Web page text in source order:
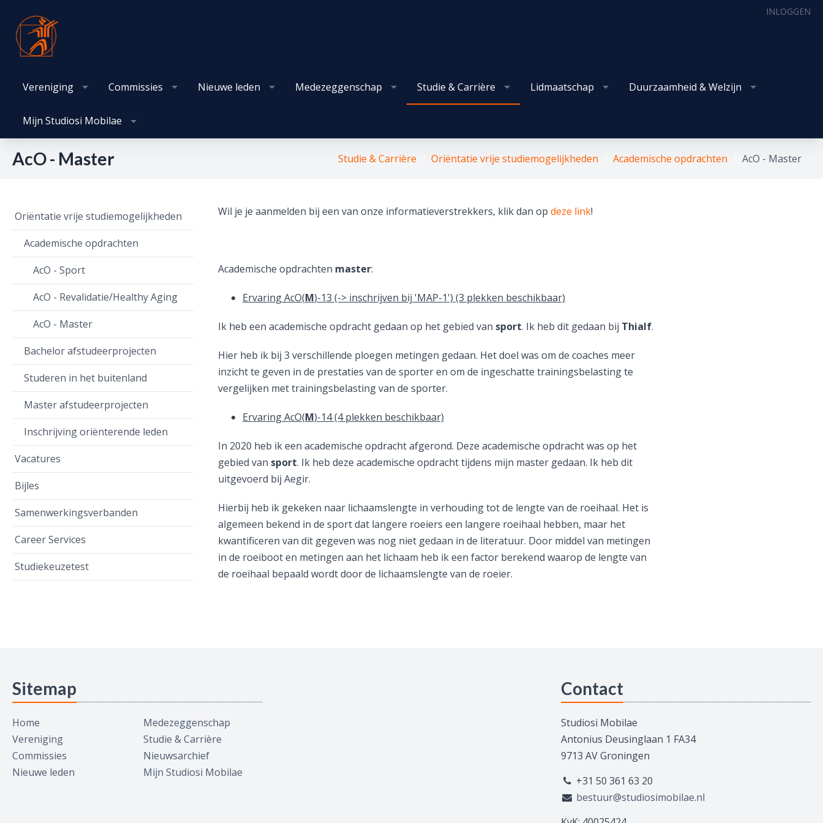
INLOGGEN
Vereniging Commissies Nieuwe leden Medezeggenschap Studie & Carrière Lidmaatschap Duurzaamheid & Welzijn
Mijn Studiosi Mobilae
Studie & Carrière Oriëntatie vrije studiemogelijkheden Academische opdrachten AcO - Master
AcO - Master
Oriëntatie vrije studiemogelijkheden
Academische opdrachten
AcO - Sport
AcO - Revalidatie/Healthy Aging
AcO - Master
Bachelor afstudeerprojecten
Studeren in het buitenland
Master afstudeerprojecten
Inschrijving oriënterende leden
Vacatures
Bijles
Samenwerkingsverbanden
Career Services
Studiekeuzetest
Wil je je aanmelden bij een van onze informatieverstrekkers, klik dan op deze link!
Academische opdrachten ​​​​​​​master:
Ervaring AcO(M)-13 (-> inschrijven bij 'MAP-1') (3 plekken beschikbaar)
Ik heb een academische opdracht gedaan op het gebied van sport. Ik heb dit gedaan bij Thialf.
Hier heb ik bij 3 verschillende ploegen metingen gedaan. Het doel was om de coaches meer
inzicht te geven in de prestaties van de sporter en om de ingeschatte trainingsbelasting te
vergelijken met trainingsbelasting van de sporter.
Ervaring AcO(M)-14 (4 plekken beschikbaar)
In 2020 heb ik een academische opdracht afgerond. Deze academische opdracht was op het
gebied van sport. Ik heb deze academische opdracht tijdens mijn master gedaan. Ik heb dit
uitgevoerd bij Aegir.
Hierbij heb ik gekeken naar lichaamslengte in verhouding tot de lengte van de roeihaal. Het is
algemeen bekend in de sport dat langere roeiers een langere roeihaal hebben, maar het
kwantificeren van dit gegeven was nog niet gedaan in de literatuur. Door middel van metingen
in de roeiboot en metingen aan het lichaam heb ik een factor berekend waarop de lengte van
de roeihaal bepaald wordt door de lichaamslengte van de roeier.
Sitemap
Home
Vereniging
Commissies
Nieuwe leden
Medezeggenschap
Studie & Carrière
Nieuwsarchief
Mijn Studiosi Mobilae
Contact
Studiosi Mobilae
Antonius Deusinglaan 1 FA34
9713 AV Groningen
+31 50 361 63 20
bestuur@studiosimobilae.nl